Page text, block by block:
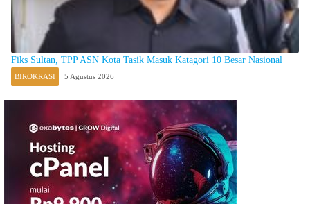
Fiks Sultan, TPP ASN Kota Tasik Masuk Katagori 10 Besar Nasional
BIROKRASI 5 Agustus 2026